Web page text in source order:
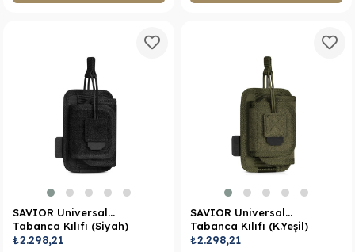
SAVIOR Universal
Tabanca Kılıfı (Siyah)
₺2.298,21
SAVIOR Universal
Tabanca Kılıfı (K.Yeşil)
₺2.298,21